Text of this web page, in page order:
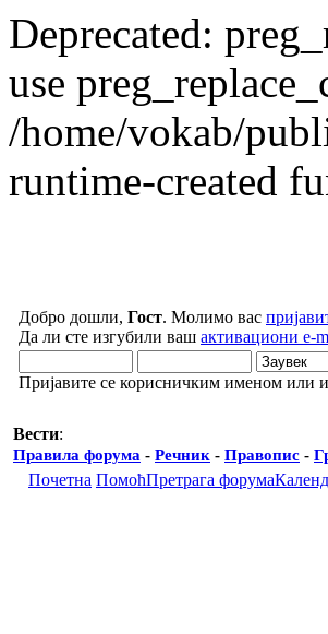
Deprecated:
use
/home/vokab/
runtime-created
Добро дошли, Гост. Молимо вас
Да ли сте изгубили ваш активациони e-
Пријавите се корисничким именом или
Вести:
Правила форума - Речник - Правопис -
Почетна ПомоћПретрага форума